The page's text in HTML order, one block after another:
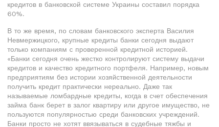
кредитов в банковской системе Украины составил порядка
60%.
В то же время, по словам банковского эксперта Василия
Невмержицкого, крупные кредиты банки сегодня выдают
только компаниям с проверенной кредитной историей.
«Банки сегодня очень жестко контролируют систему выдачи
кредитов и качество кредитного портфеля. Например, новым
предприятиям без истории хозяйственной деятельности
получить кредит практически нереально. Даже так
называемые ломбардные кредиты, когда в счет обеспечения
займа банк берет в залог квартиру или другое имущество, не
пользуются популярностью среди банковских учреждений.
Банки просто не хотят ввязываться в судебные тяжбы и